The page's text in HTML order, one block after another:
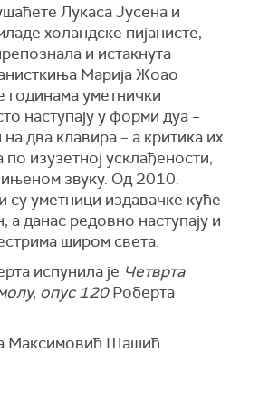
Лукаса Јусена и
холандске пијанисте,
и истакнута
Марија Жоао
годинама уметнички
наступају у форми дуа –
два клавира – а критика их
по изузетној усклађености,
звуку. Од 2010.
су уметници издавачке куће
данас редовно наступају и
широм света.
испунила је Четврта
опус 120Роберта
Максимовић Шашић